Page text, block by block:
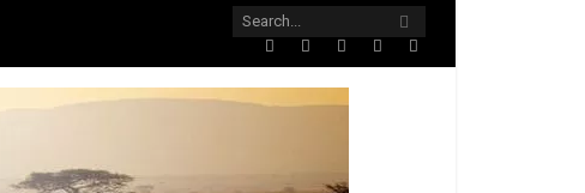
Twitter FacebookLinkedInPinterest